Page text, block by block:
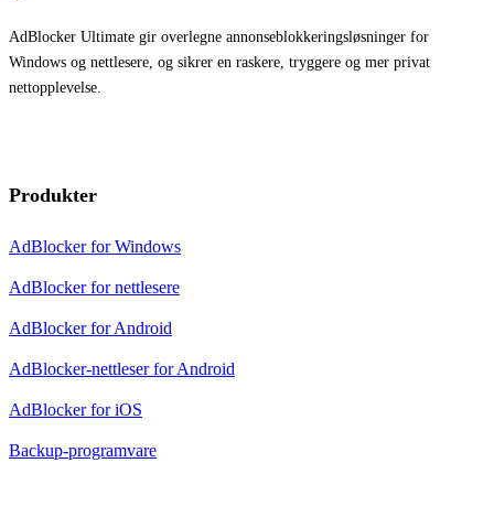
AdBlocker Ultimate gir overlegne annonseblokkeringsløsninger for
Windows og nettlesere, og sikrer en raskere, tryggere og mer privat
nettopplevelse.
Produkter
AdBlocker for Windows
AdBlocker for nettlesere
AdBlocker for Android
AdBlocker-nettleser for Android
AdBlocker for iOS
Backup-programvare